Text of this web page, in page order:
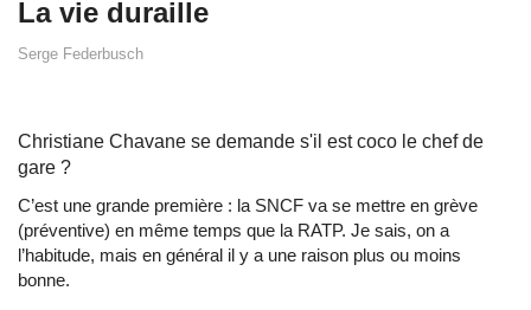
La vie duraille
Serge Federbusch
Christiane Chavane se demande s'il est coco le chef de
gare ?
C’est une grande première : la SNCF va se mettre en grève
(préventive) en même temps que la RATP. Je sais, on a
l’habitude, mais en général il y a une raison plus ou moins
bonne.